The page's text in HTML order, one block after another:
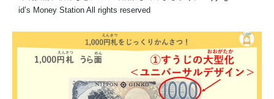
id’s Money Station All rights reserved